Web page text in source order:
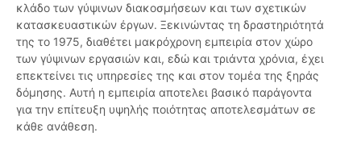
κλάδο των γύψινων διακοσμήσεων και των σχετικών
κατασκευαστικών έργων. Ξεκινώντας τη δραστηριότητά
της το 1975, διαθέτει μακρόχρονη εμπειρία στον χώρο
των γύψινων εργασιών και, εδώ και τριάντα χρόνια, έχει
επεκτείνει τις υπηρεσίες της και στον τομέα της ξηράς
δόμησης. Αυτή η εμπειρία αποτελει βασικό παράγοντα
για την επίτευξη υψηλής ποιότητας αποτελεσμάτων σε
κάθε ανάθεση.